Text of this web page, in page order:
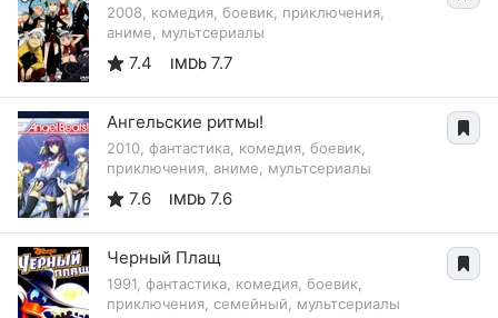
2008, комедия, боевик, приключения,
аниме, мультсериалы
7.4 IMDb 7.7
Ангельские ритмы!
2010, фантастика, комедия, боевик,
приключения, аниме, мультсериалы
7.6 IMDb 7.6
Черный Плащ
1991, фантастика, комедия, боевик,
приключения, семейный, мультсериалы